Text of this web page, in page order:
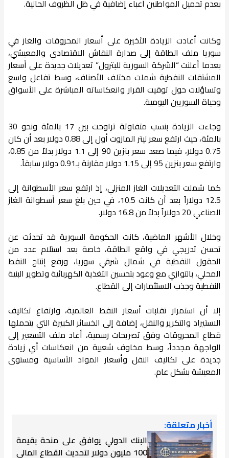
بعدم تحميل المواطنين أعباء إضافية في ظل الظروف الحالية.
وكانت أعادت الزيادة الأخيرة على أسعار المحروقات والغاز في
سوريا ملف الطاقة إلى صدارة النقاش الاقتصادي والمعيشي،
بعدما أعلنت “الشركة السورية للبترول” تعديلات جديدة على أسعار
المشتقات النفطية شملت مختلف الأصناف، وسط تفاعل واسع
وتساؤلات حول توقيت القرار وانعكاساته المباشرة على الأسواق
وحياة السوريين اليومية.
وجاءت الزيادة بنسب متفاوتة تراوحت بين 17 بالمئة ونحو 30
بالمئة، حيث ارتفع سعر ليتر المازوت أول إلى 0.88 دولار بعد أن كان
0.75 دولار، فيما صعد سعر بنزين 90 إلى 1.1 دولار بدلاً من 0.85،
وارتفع سعر بنزين 95 إلى 1.15 دولار مقارنة بـ0.91 دولار سابقاً.
كما شملت التعديلات الغاز المنزلي، إذ ارتفع سعر الأسطوانة إلى
12.5 دولاراً بعد أن كانت 10.5، في حين بلغ سعر أسطوانة الغاز
الصناعي 20 دولاراً بدلاً من 16.8 دولار.
وخلال الأشهر الماضية، كانت الحكومة السورية قد تحدثت عن
تحسن تدريجي في واقع الطاقة، خاصة بعد استلام عدد من
الحقول النفطية في شمال شرقي سوريا، ورفع إنتاج النفط
المحلي، بالتوازي مع وعود بتحسين التغذية الكهربائية وتطوير البنية
النفطية وجذب الاستثمارات إلى القطاع.
إلا أن استمرار تقلبات أسعار النفط العالمية، وارتفاع تكاليف
الاستيراد والتكرير والنقل، إضافة إلى الخسائر الكبيرة التي يتحملها
قطاع المحروقات وفق تصريحات رسمية، أعاد ملف التسعير إلى
الواجهة مجدداً، وسط مخاوف شعبية من انعكاسات أي زيادة
جديدة على تكاليف النقل وأسعار المواد الأساسية ومستوى
المعيشة بشكل عام.
أخبار متعلقة:
البنك الدولي يوافق على منحة بقيمة
100 مليون دولار لتحديث القطاع المالي